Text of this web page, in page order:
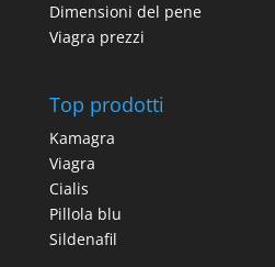
Dimensioni del pene
Viagra prezzi
Top prodotti
Kamagra
Viagra
Cialis
Pillola blu
Sildenafil